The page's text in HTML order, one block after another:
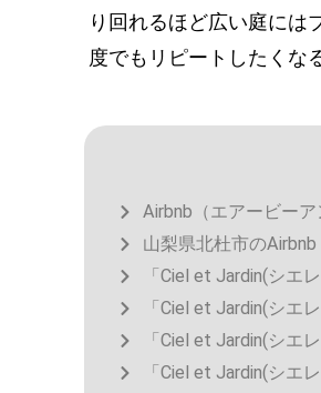
り回れるほど広い庭には
度でもリピートしたくな
Airbnb（エアービー
山梨県北杜市の
「Ciel et Jardin(シエ
「Ciel et Jardin(シエ
「Ciel et Jardin(シエ
「Ciel et Jardin(シエ